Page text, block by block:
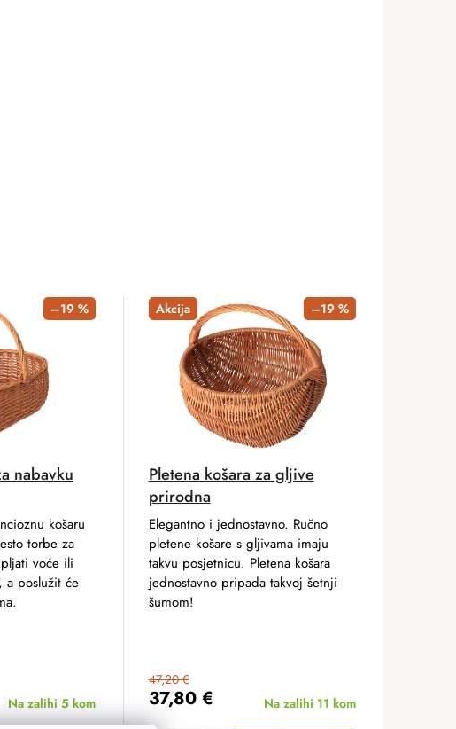
–19 %
nabavku
Na zalihi 5 kom
košaru
torbe za
voće ili
a poslužit će
Akcija –19 %
Pletena košara za gljive
prirodna
37,80 €
47,20 €
Na zalihi 11 kom
Elegantno i jednostavno. Ručno
pletene košare s gljivama imaju
takvu posjetnicu. Pletena košara
jednostavno pripada takvoj šetnji
šumom!